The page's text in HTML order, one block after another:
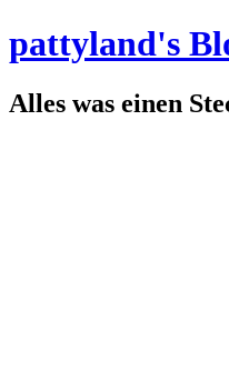
pattyland's
Alles was einen